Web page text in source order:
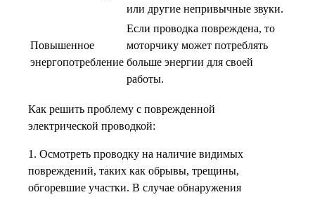
или другие непривычные звуки.
Повышенное
энергопотребление
Если проводка повреждена, то
моторчику может потреблять
больше энергии для своей
работы.
Как решить проблему с поврежденной
электрической проводкой:
1. Осмотреть проводку на наличие видимых
повреждений, таких как обрывы, трещины,
обгоревшие участки. В случае обнаружения